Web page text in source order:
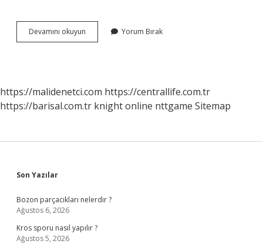
Devamını okuyun
Yakmak
Yorum Bırak
https://malidenetci.com https://centrallife.com.tr
https://barisal.com.tr knight online nttgame Sitemap
Sidebar
Son Yazılar
Bozon parçacıkları nelerdir ?
Ağustos 6, 2026
Kros sporu nasıl yapılır ?
Ağustos 5, 2026